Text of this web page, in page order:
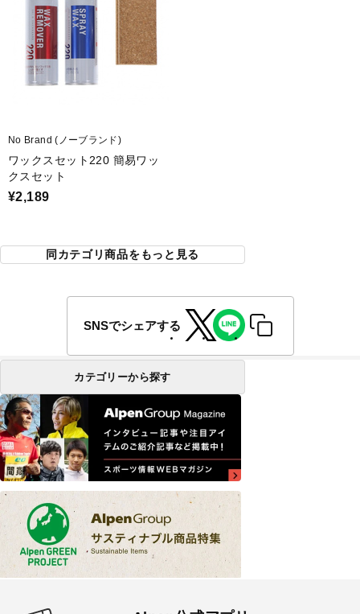
No Brand (ノーブランド)
ワックスセット220 簡易ワッ
クスセット
¥2,189
同カテゴリ商品をもっと見る
SNSでシェアする
カテゴリーから探す